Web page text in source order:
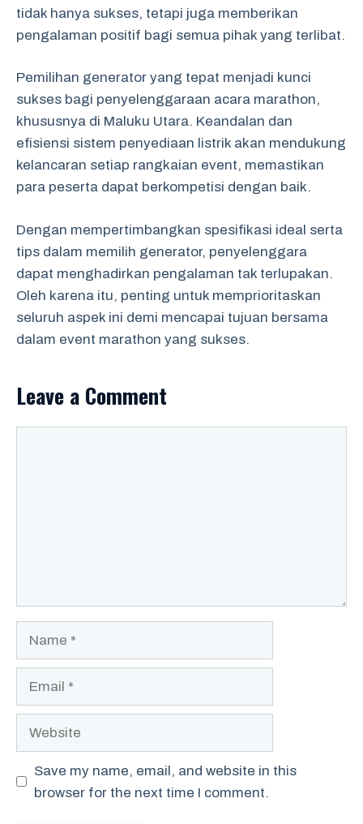
tidak hanya sukses, tetapi juga memberikan
pengalaman positif bagi semua pihak yang terlibat.
Pemilihan generator yang tepat menjadi kunci
sukses bagi penyelenggaraan acara marathon,
khususnya di Maluku Utara. Keandalan dan
efisiensi sistem penyediaan listrik akan mendukung
kelancaran setiap rangkaian event, memastikan
para peserta dapat berkompetisi dengan baik.
Dengan mempertimbangkan spesifikasi ideal serta
tips dalam memilih generator, penyelenggara
dapat menghadirkan pengalaman tak terlupakan.
Oleh karena itu, penting untuk memprioritaskan
seluruh aspek ini demi mencapai tujuan bersama
dalam event marathon yang sukses.
Leave a Comment
Save my name, email, and website in this
browser for the next time I comment.